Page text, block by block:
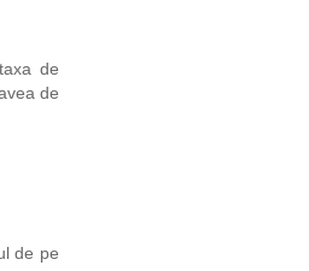
de
de
de pe